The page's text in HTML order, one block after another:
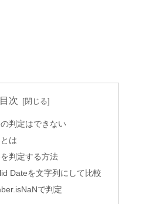
目次
判定はできない
は
判定する方法
Dateを文字列にして比較
で判定